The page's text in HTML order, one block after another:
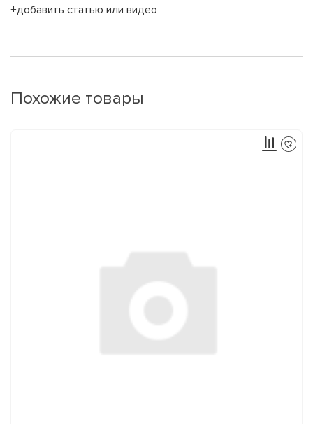
+добавить статью или видео
Похожие товары